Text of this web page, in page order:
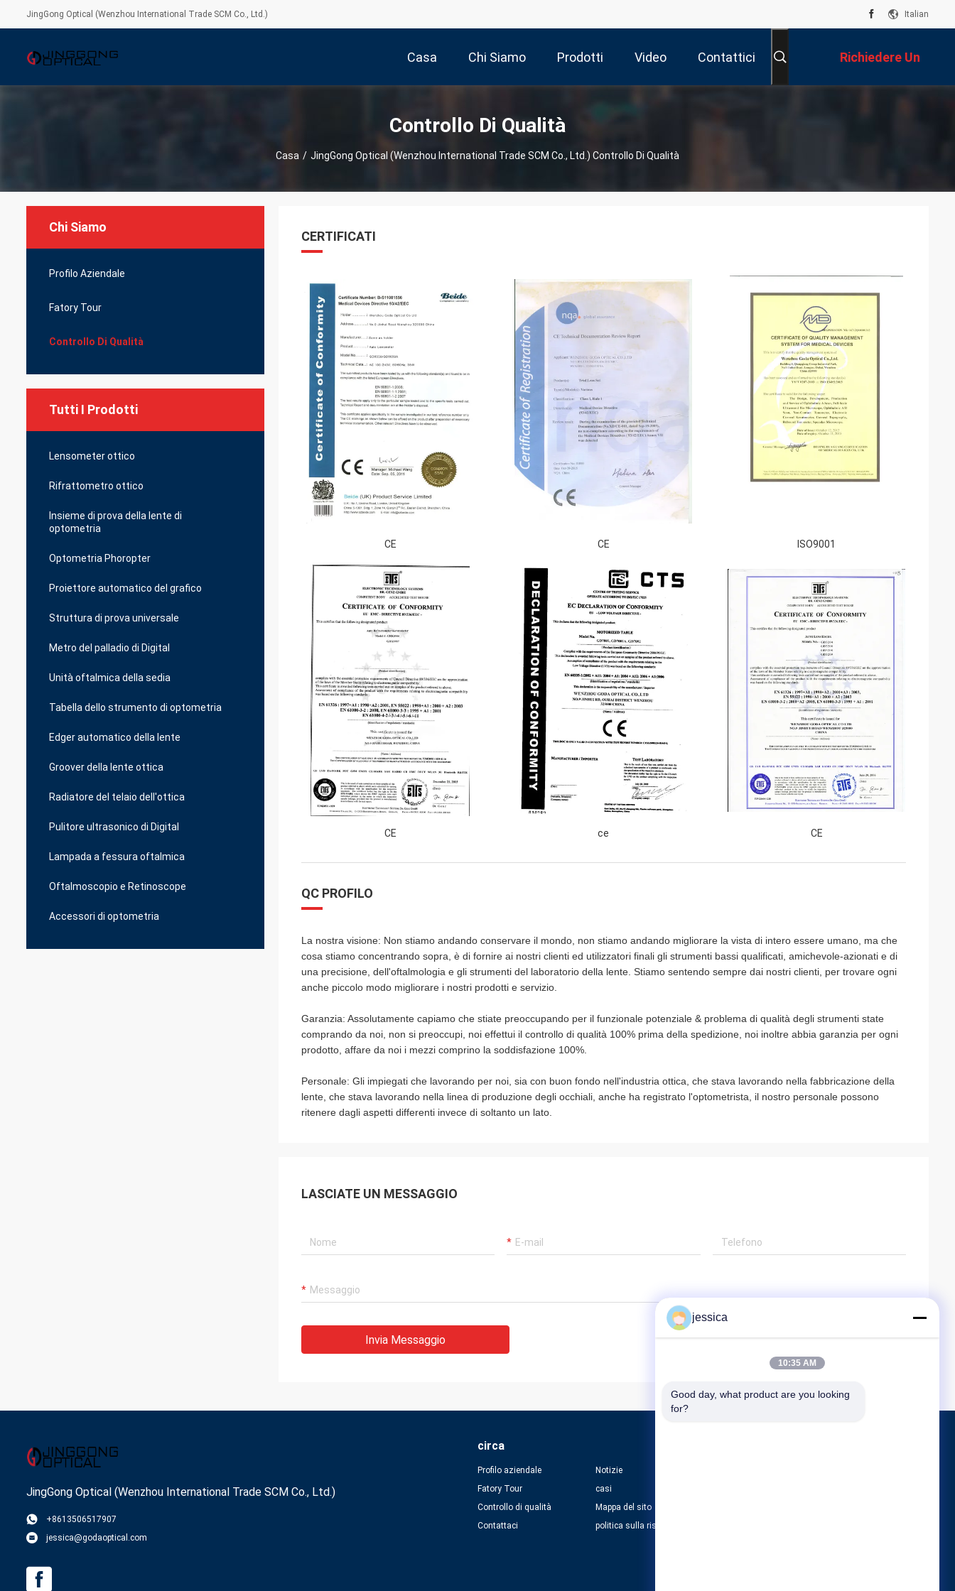
JingGong Optical (Wenzhou International Trade SCM Co., Ltd.) Italian
Casa Chi Siamo Prodotti Video Contattici Richiedere Un
Preventivo
Controllo Di Qualità
Casa / JingGong Optical (Wenzhou International Trade SCM Co., Ltd.) Controllo Di Qualità
Chi Siamo
Profilo Aziendale
Fatory Tour
Controllo Di Qualità
Tutti I Prodotti
Lensometer ottico
Rifrattometro ottico
Insieme di prova della lente di
optometria
Optometria Phoropter
Proiettore automatico del grafico
Struttura di prova universale
Metro del palladio di Digital
Unità oftalmica della sedia
Tabella dello strumento di optometria
Edger automatico della lente
Groover della lente ottica
Radiatore del telaio dell'ottica
Pulitore ultrasonico di Digital
Lampada a fessura oftalmica
Oftalmoscopio e Retinoscope
Accessori di optometria
CERTIFICATI
CE CE ISO9001
CE ce CE
QC PROFILO
La nostra visione: Non stiamo andando conservare il mondo, non stiamo andando migliorare la vista di intero essere umano, ma che
cosa stiamo concentrando sopra, è di fornire ai nostri clienti ed utilizzatori finali gli strumenti bassi qualificati, amichevole-azionati e di
una precisione, dell'oftalmologia e gli strumenti del laboratorio della lente. Stiamo sentendo sempre dai nostri clienti, per trovare ogni
anche piccolo modo migliorare i nostri prodotti e servizio.
Garanzia: Assolutamente capiamo che stiate preoccupando per il funzionale potenziale & problema di qualità degli strumenti state
comprando da noi, non si preoccupi, noi effettui il controllo di qualità 100% prima della spedizione, noi inoltre abbia garanzia per ogni
prodotto, affare da noi i mezzi comprino la soddisfazione 100%.
Personale: Gli impiegati che lavorando per noi, sia con buon fondo nell'industria ottica, che stava lavorando nella fabbricazione della
lente, che stava lavorando nella linea di produzione degli occhiali, anche ha registrato l'optometrista, il nostro personale possono
ritenere dagli aspetti differenti invece di soltanto un lato.
LASCIATE UN MESSAGGIO
Invia Messaggio
JingGong Optical (Wenzhou International Trade SCM Co., Ltd.)
+8613506517907
jessica@godaoptical.com
circa
Profilo aziendale
Fatory Tour
Controllo di qualità
Contattaci
Notizie
casi
Mappa del sito
politica sulla riservatezza
jessica
10:35 AM
Good day, what product are you looking
for?